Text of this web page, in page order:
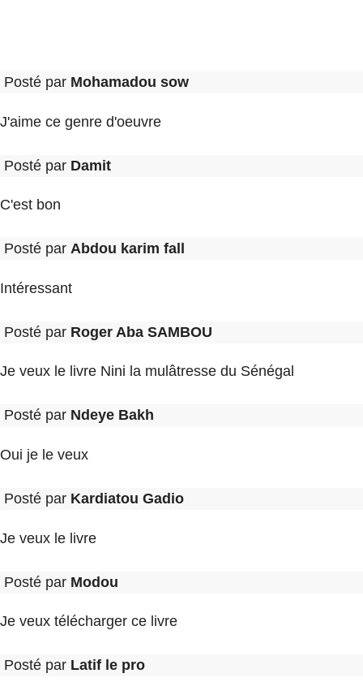
Posté par Mohamadou sow
J'aime ce genre d'oeuvre
Posté par Damit
C'est bon
Posté par Abdou karim fall
Intéressant
Posté par Roger Aba SAMBOU
Je veux le livre Nini la mulâtresse du Sénégal
Posté par Ndeye Bakh
Oui je le veux
Posté par Kardiatou Gadio
Je veux le livre
Posté par Modou
Je veux télécharger ce livre
Posté par Latif le pro